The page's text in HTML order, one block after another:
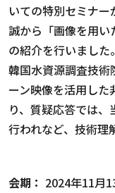
いての特別セミナ
誠から「画像を用い
の紹介を行いました。
韓国水資源調査技
ーン映像を活用し
り、質疑応答では
行われなど、技術理
会期： 2024年11月